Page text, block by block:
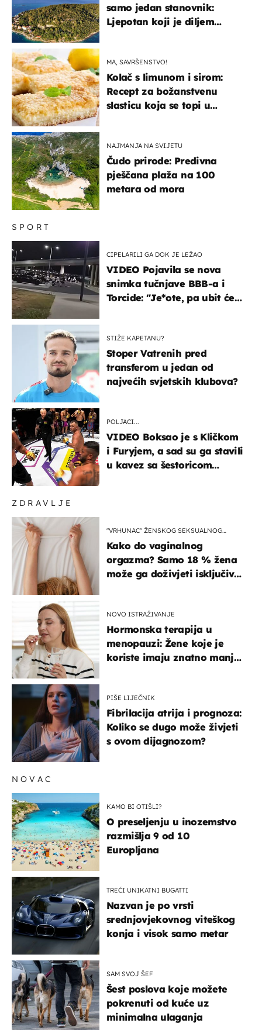
ZDRAVLJE
"VRHUNAC" ŽENSKOG SEKSUALNOG
Kako do vaginalnog
orgazma? Samo 18 % žena
može ga doživjeti isključivo
NOVO ISTRAŽIVANJE
Hormonska terapija u
menopauzi: Žene koje je
koriste imaju znatno manji
PIŠE LIJEČNIK
Fibrilacija atrija i prognoza:
Koliko se dugo može živjeti
s ovom dijagnozom?
SPORT
CIPELARILI GA DOK JE LEŽAO
VIDEO Pojavila se nova
snimka tučnjave BBB-a i
Torcide: "Je*ote, pa ubit će
STIŽE KAPETANU?
Stoper Vatrenih pred
transferom u jedan od
najvećih svjetskih klubova?
POLJACI...
VIDEO Boksao je s Kličkom
i Furyjem, a sad su ga stavili
u kavez sa šestoricom
samo jedan stanovnik:
Ljepotan koji je diljem
MA, SAVRŠENSTVO!
Kolač s limunom i sirom:
Recept za božanstvenu
slasticu koja se topi u
NAJMANJA NA SVIJETU
Čudo prirode: Predivna
pješčana plaža na 100
metara od mora
NOVAC
KAMO BI OTIŠLI?
O preseljenju u inozemstvo
razmišlja 9 od 10
Europljana
TREĆI UNIKATNI BUGATTI
Nazvan je po vrsti
srednjovjekovnog viteškog
konja i visok samo metar
SAM SVOJ ŠEF
Šest poslova koje možete
pokrenuti od kuće uz
minimalna ulaganja